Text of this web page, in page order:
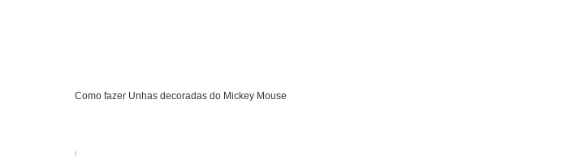
Como fazer Unhas decoradas do Mickey Mouse